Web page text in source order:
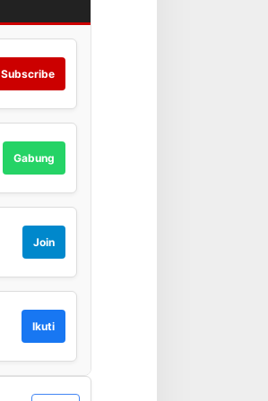
Subscribe
Gabung
Join
Ikuti